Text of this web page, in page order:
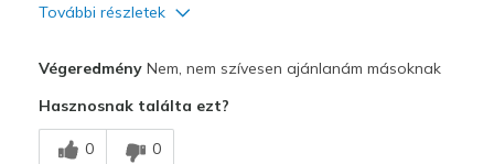
További részletek
Legjobb használat
VégeredményNem, nem szívesen ajánlanám másoknak
Hasznosnak találta ezt?
0 0